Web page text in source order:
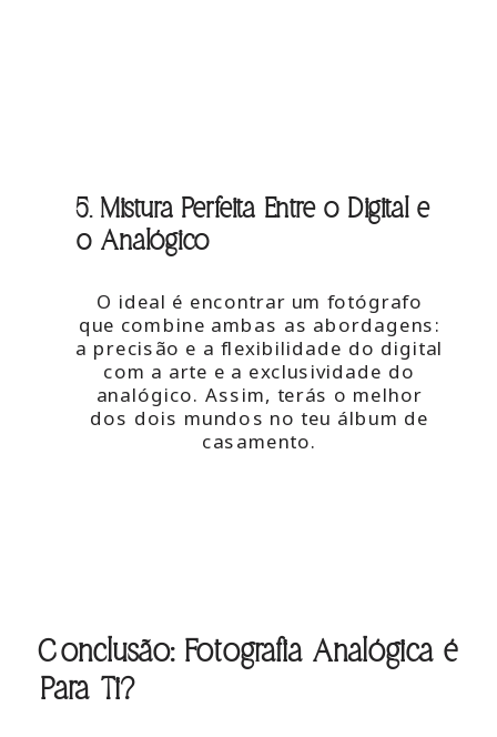
5. Mistura Perfeita Entre o Digital e
o Analógico
O ideal é encontrar um fotógrafo
que combine ambas as abordagens:
a precisão e a flexibilidade do digital
com a arte e a exclusividade do
analógico. Assim, terás o melhor
dos dois mundos no teu álbum de
casamento.
Conclusão: Fotografia Analógica é
Para Ti?